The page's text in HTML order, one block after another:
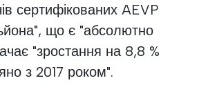
сертифікованих AEVP
що є "абсолютно
"зростання на 8,8 %
з 2017 роком".